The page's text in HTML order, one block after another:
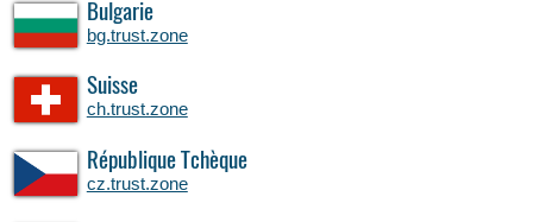
Bulgarie
bg.trust.zone
Suisse
ch.trust.zone
République Tchèque
cz.trust.zone